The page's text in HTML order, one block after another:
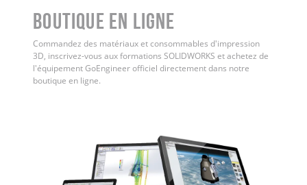
Boutique en ligne
Commandez des matériaux et consommables d'impression
3D, inscrivez-vous aux formations SOLIDWORKS et achetez de
l'équipement GoEngineer officiel directement dans notre
boutique en ligne.